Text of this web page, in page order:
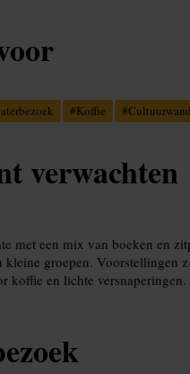
#Koffie #
verwachten
met een mix van boeken en
kleine groepen. Voorstellingen
koffie en lichte versnaperingen.